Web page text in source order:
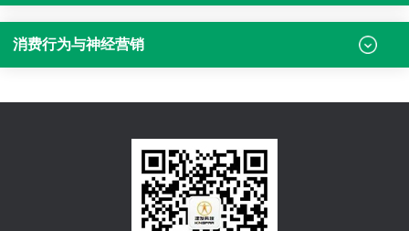
消费行为与神经营销